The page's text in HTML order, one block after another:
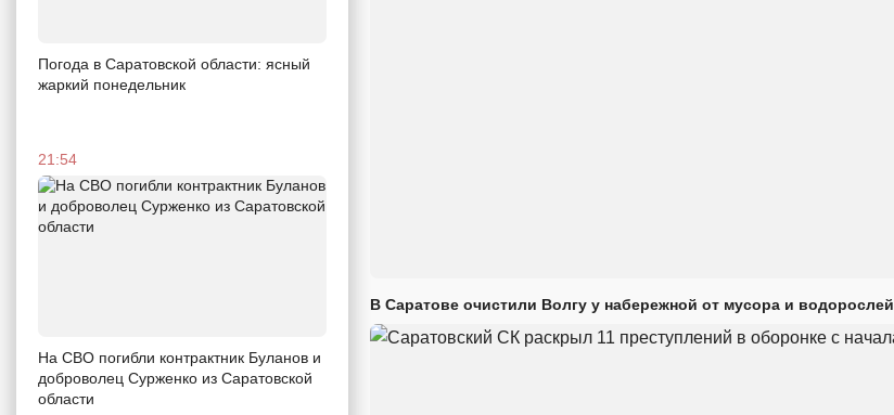
Погода в Саратовской области: ясный
жаркий понедельник
21:54
На СВО погибли контрактник Буланов и
доброволец Сурженко из Саратовской
области
В Саратове очистили Волгу у набережной от мусора и водорослей